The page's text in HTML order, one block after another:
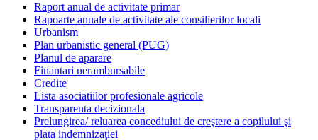
Raport anual de activitate primar
Rapoarte anuale de activitate ale consilierilor locali
Urbanism
Plan urbanistic general (PUG)
Planul de aparare
Finantari nerambursabile
Credite
Lista asociatiilor profesionale agricole
Transparenta decizionala
Prelungirea/ reluarea concediului de creştere a copilului şi
plata indemnizaţiei